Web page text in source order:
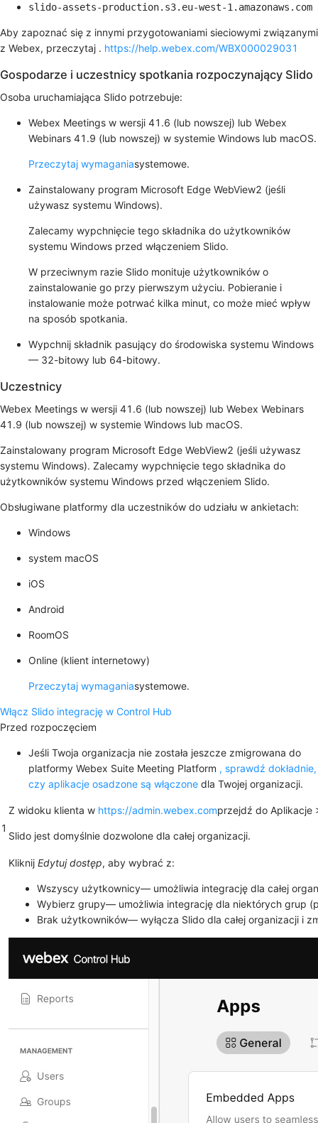
slido-assets-production.s3.eu-west-1.amazonaws.com
Aby zapoznać się z innymi przygotowaniami sieciowymi związanymi
z Webex, przeczytaj . https://help.webex.com/WBX000029031
Gospodarze i uczestnicy spotkania rozpoczynający Slido
Osoba uruchamiająca Slido potrzebuje:
Webex Meetings w wersji 41.6 (lub nowszej) lub Webex
Webinars 41.9 (lub nowszej) w systemie Windows lub macOS.
Przeczytaj wymaganiasystemowe.
Zainstalowany program Microsoft Edge WebView2 (jeśli
używasz systemu Windows).
Zalecamy wypchnięcie tego składnika do użytkowników
systemu Windows przed włączeniem Slido.
W przeciwnym razie Slido monituje użytkowników o
zainstalowanie go przy pierwszym użyciu. Pobieranie i
instalowanie może potrwać kilka minut, co może mieć wpływ
na sposób spotkania.
Wypchnij składnik pasujący do środowiska systemu Windows
— 32-bitowy lub 64-bitowy.
Uczestnicy
Webex Meetings w wersji 41.6 (lub nowszej) lub Webex Webinars
41.9 (lub nowszej) w systemie Windows lub macOS.
Zainstalowany program Microsoft Edge WebView2 (jeśli używasz
systemu Windows). Zalecamy wypchnięcie tego składnika do
użytkowników systemu Windows przed włączeniem Slido.
Obsługiwane platformy dla uczestników do udziału w ankietach:
Windows
system macOS
iOS
Android
RoomOS
Online (klient internetowy)
Przeczytaj wymaganiasystemowe.
Włącz Slido integrację w Control Hub
Przed rozpoczęciem
Jeśli Twoja organizacja nie została jeszcze zmigrowana do
platformy Webex Suite Meeting Platform , sprawdź dokładnie,
czy aplikacje osadzone są włączone dla Twojej organizacji.
1
Z widoku klienta w https://admin.webex.comprzejdź do Aplikacje
Slido jest domyślnie dozwolone dla całej organizacji.
Kliknij Edytuj dostęp, aby wybrać z:
Wszyscy użytkownicy— umożliwia integrację dla całej
Wybierz grupy— umożliwia integrację dla niektórych grup
Brak użytkowników— wyłącza Slido dla całej organizacji i